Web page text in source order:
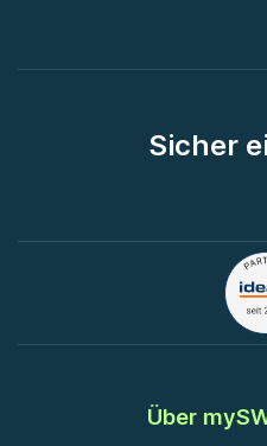
Sicher
Über